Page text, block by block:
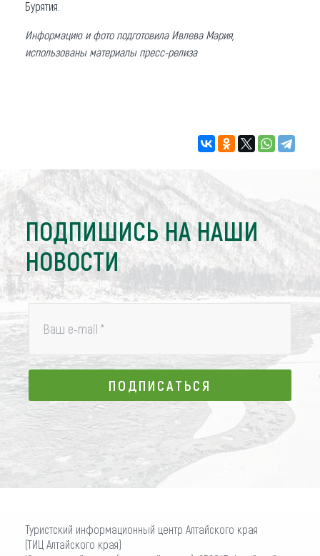
Бурятия.
Информацию и фото подготовила Ивлева Мария,
использованы материалы пресс-релиза
ПОДПИШИСЬ НА НАШИ
НОВОСТИ
Ваш e-mail *
ПОДПИСАТЬСЯ
ПОДПИСАТЬСЯ
Туристский информационный центр Алтайского края
(ТИЦ Алтайского края)